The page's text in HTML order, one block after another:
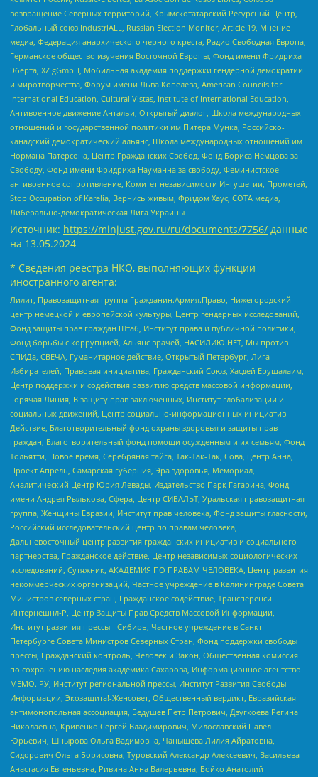
возвращение Северных территорий, Крымскотатарский Ресурсный Центр,
Глобальный союз IndustriALL, Russian Election Monitor, Article 19, Мнение
медиа, Федерация анархического черного креста, Радио Свободная Европа,
Германское общество изучения Восточной Европы, Фонд имени Фридриха
Эберта, XZ gGmbH, Мобильная академия поддержки гендерной демократии
и миротворчества, Форум имени Льва Копелева, American Councils for
International Education, Cultural Vistas, Institute of International Education,
Антивоенное движение Антальи, Открытый диалог, Школа международных
отношений и государственной политики им Питера Мунка, Российско-
канадский демократический альянс, Школа международных отношений им
Нормана Патерсона, Центр Гражданских Свобод, Фонд Бориса Немцова за
Свободу, Фонд имени Фридриха Науманна за свободу, Феминистское
антивоенное сопротивление, Комитет независимости Ингушетии, Прометей,
Stop Occupation of Karelia, Вернись живым, Фридом Хаус, СОТА медиа,
Либерально-демократическая Лига Украины
Источник: https://minjust.gov.ru/ru/documents/7756/ данные
на 13.05.2024
* Сведения реестра НКО, выполняющих функции
иностранного агента:
Лилит, Правозащитная группа Гражданин.Армия.Право, Нижегородский
центр немецкой и европейской культуры, Центр гендерных исследований,
Фонд защиты прав граждан Штаб, Институт права и публичной политики,
Фонд борьбы с коррупцией, Альянс врачей, НАСИЛИЮ.НЕТ, Мы против
СПИДа, СВЕЧА, Гуманитарное действие, Открытый Петербург, Лига
Избирателей, Правовая инициатива, Гражданский Союз, Хасдей Ерушалаим,
Центр поддержки и содействия развитию средств массовой информации,
Горячая Линия, В защиту прав заключенных, Институт глобализации и
социальных движений, Центр социально-информационных инициатив
Действие, Благотворительный фонд охраны здоровья и защиты прав
граждан, Благотворительный фонд помощи осужденным и их семьям, Фонд
Тольятти, Новое время, Серебряная тайга, Так-Так-Так, Сова, центр Анна,
Проект Апрель, Самарская губерния, Эра здоровья, Мемориал,
Аналитический Центр Юрия Левады, Издательство Парк Гагарина, Фонд
имени Андрея Рылькова, Сфера, Центр СИБАЛЬТ, Уральская правозащитная
группа, Женщины Евразии, Институт прав человека, Фонд защиты гласности,
Российский исследовательский центр по правам человека,
Дальневосточный центр развития гражданских инициатив и социального
партнерства, Гражданское действие, Центр независимых социологических
исследований, Сутяжник, АКАДЕМИЯ ПО ПРАВАМ ЧЕЛОВЕКА, Центр развития
некоммерческих организаций, Частное учреждение в Калининграде Совета
Министров северных стран, Гражданское содействие, Трансперенси
Интернешнл-Р, Центр Защиты Прав Средств Массовой Информации,
Институт развития прессы - Сибирь, Частное учреждение в Санкт-
Петербурге Совета Министров Северных Стран, Фонд поддержки свободы
прессы, Гражданский контроль, Человек и Закон, Общественная комиссия
по сохранению наследия академика Сахарова, Информационное агентство
МЕМО. РУ, Институт региональной прессы, Институт Развития Свободы
Информации, Экозащита!-Женсовет, Общественный вердикт, Евразийская
антимонопольная ассоциация, Бедушев Петр Петрович, Дзугкоева Регина
Николаевна, Кривенко Сергей Владимирович, Милославский Павел
Юрьевич, Шнырова Ольга Вадимовна, Чанышева Лилия Айратовна,
Сидорович Ольга Борисовна, Туровский Александр Алексеевич, Васильева
Анастасия Евгеньевна, Ривина Анна Валерьевна, Бойко Анатолий